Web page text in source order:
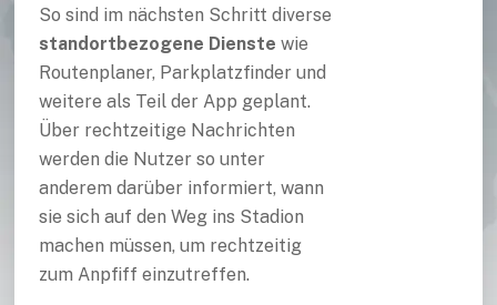
So sind im nächsten Schritt diverse
standortbezogene Dienste wie
Routenplaner, Parkplatzfinder und
weitere als Teil der App geplant.
Über rechtzeitige Nachrichten
werden die Nutzer so unter
anderem darüber informiert, wann
sie sich auf den Weg ins Stadion
machen müssen, um rechtzeitig
zum Anpfiff einzutreffen.